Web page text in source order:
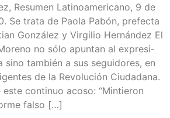
Resu­men Lati­no­ame­ri­cano, 9 de
Se tra­ta de Pao­la Pabón, pre­fec­ta
Gon­zá­lez y Vir­gi­lio Her­nán­dez El
no sólo apun­tan al expre­si­
sino tam­bién a sus segui­do­res, en
de la Revo­lu­ción Ciu­da­da­na.
con­ti­nuo aco­so: “Min­tie­ron
falso […]